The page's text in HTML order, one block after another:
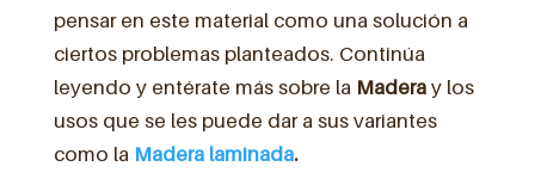
pensar en este material como una solución a
ciertos problemas planteados. Continúa
leyendo y entérate más sobre la Madera y los
usos que se les puede dar a sus variantes
como la Madera laminada.